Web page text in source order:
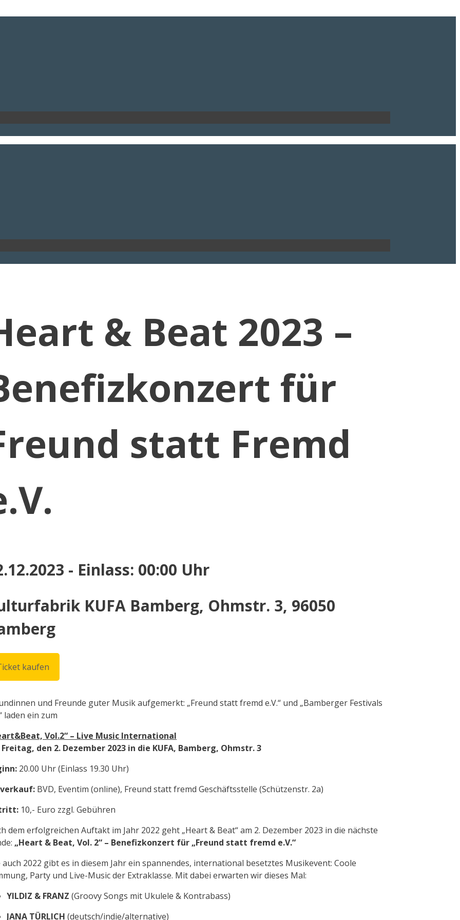
& Beat 2023 –
für
statt Fremd
- Einlass: 00:00 Uhr
KUFA Bamberg, Ohmstr. 3, 96050
kaufen
und Freunde guter Musik aufgemerkt: „Freund statt fremd e.V.“ und „Bamberger Festivals
laden ein zum
Vol.2“ – Live Music International
den 2. Dezember 2023 in die KUFA, Bamberg, Ohmstr. 3
20.00 Uhr (Einlass 19.30 Uhr)
BVD, Eventim (online), Freund statt fremd Geschäftsstelle (Schützenstr. 2a)
10,- Euro zzgl. Gebühren
dem erfolgreichen Auftakt im Jahr 2022 geht „Heart & Beat“ am 2. Dezember 2023 in die nächste
„Heart & Beat, Vol. 2“ – Benefizkonzert für „Freund statt fremd e.V.“
auch 2022 gibt es in diesem Jahr ein spannendes, international besetztes Musikevent: Coole
Party und Live-Music der Extraklasse. Mit dabei erwarten wir dieses Mal:
YILDIZ & FRANZ (Groovy Songs mit Ukulele & Kontrabass)
JANA TÜRLICH(deutsch/indie/alternative)